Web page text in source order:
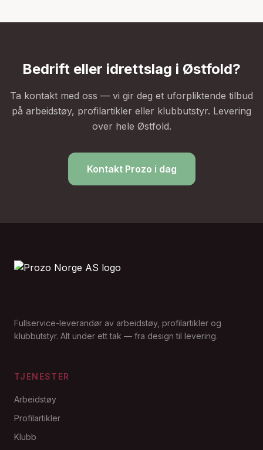
Bedrift eller idrettslag i Østfold?
Ta kontakt med oss — vi gir deg et uforpliktende tilbud
på arbeidstøy, profilartikler eller klubbutstyr. Levering
over hele Østfold.
Kontakt Prozo i dag
Fullservice-leverandør av arbeidstøy, profilartikler og
klubbutstyr. Alt under ett tak — fra design til levering.
TJENESTER
Arbeidstøy
Profilartikler
Klubb